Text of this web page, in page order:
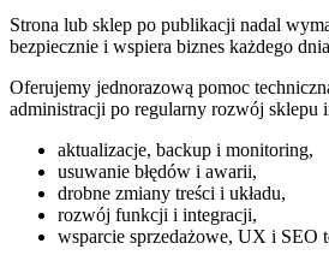
Strona lub sklep po publikacji nadal
bezpiecznie i wspiera biznes każdego
Oferujemy jednorazową pomoc
administracji po regularny rozwój sklepu
aktualizacje, backup i monitoring,
usuwanie błędów i awarii,
drobne zmiany treści i układu,
rozwój funkcji i integracji,
wsparcie sprzedażowe, UX i SEO